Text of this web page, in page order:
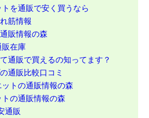
を通販で安く買うなら
筋情報
販情報の森
販在庫
通販で買えるの知ってます？
通販比較口コミ
トの通販情報の森
の通販情報の森
通販